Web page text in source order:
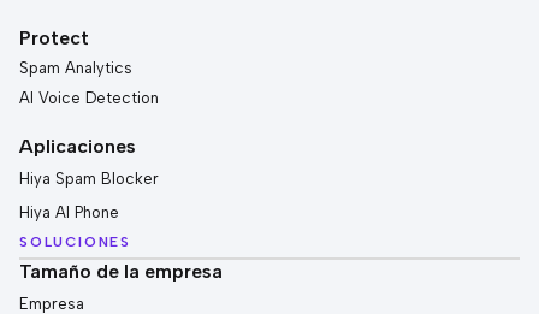
Protect
Spam Analytics
AI Voice Detection
Aplicaciones
Hiya Spam Blocker
Hiya AI Phone
SOLUCIONES
Tamaño de la empresa
Empresa